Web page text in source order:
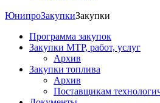
ЮнипроЗакупкиЗакупки
Программа закупок
Закупки МТР, работ, услуг
Архив
Закупки топлива
Архив
Поставщикам